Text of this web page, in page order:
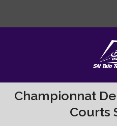
Championnat
Courts